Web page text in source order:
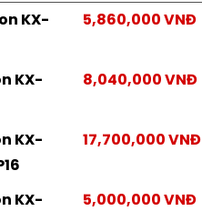
KX-
5,860,000 VNĐ
KX-
8,040,000 VNĐ
KX-
17,700,000 VNĐ
KX-
5,000,000 VNĐ